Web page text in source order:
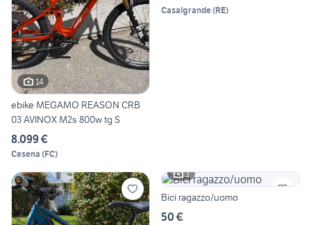
14
ebike MEGAMO REASON CRB
03 AVINOX M2s 800w tg S
8.099 €
Cesena (FC)
Casalgrande(RE)
3
Bici ragazzo/uomo
50 €